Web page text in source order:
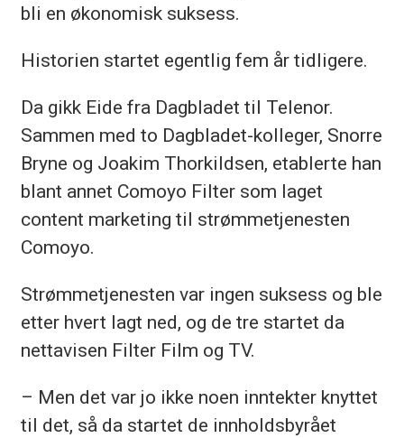
bli en økonomisk suksess.
Historien startet egentlig fem år tidligere.
Da gikk Eide fra Dagbladet til Telenor.
Sammen med to Dagbladet-kolleger, Snorre
Bryne og Joakim Thorkildsen, etablerte han
blant annet Comoyo Filter som laget
content marketing til strømmetjenesten
Comoyo.
Strømmetjenesten var ingen suksess og ble
etter hvert lagt ned, og de tre startet da
nettavisen Filter Film og TV.
– Men det var jo ikke noen inntekter knyttet
til det, så da startet de innholdsbyrået